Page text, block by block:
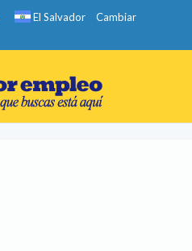
El Salvador
Cambiar